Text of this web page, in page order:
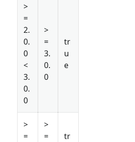
>
=
2.
0.
0
<
3.
0.
0
>
=
3.
0.
0
tr
u
e
>
=
>
=
tr